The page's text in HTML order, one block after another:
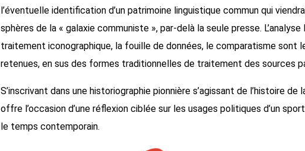
l’éventuelle identification d’un patrimoine linguistique commun qui
sphères de la « galaxie communiste », par-delà la seule presse.
traitement iconographique, la fouille de données, le comparatisme sont
retenues, en sus des formes traditionnelles de traitement des sources
S’inscrivant dans une historiographie pionnière s’agissant de l’histoire
offre l’occasion d’une réflexion ciblée sur les usages politiques d’un
le temps contemporain.